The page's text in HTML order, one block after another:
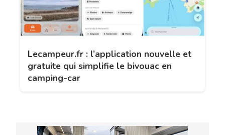
Lecampeur.fr : l’application nouvelle et
gratuite qui simplifie le bivouac en
camping-car